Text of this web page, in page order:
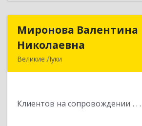
Миронова Валентина
Николаевна
Великие Луки
Клиентов на сопровождении
Миронова